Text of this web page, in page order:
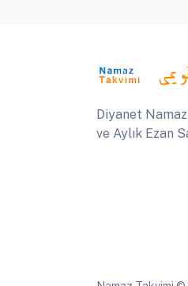
Diyanet